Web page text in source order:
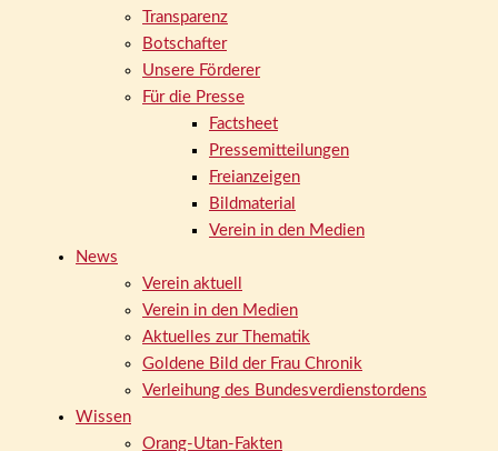
Transparenz
Botschafter
Unsere Förderer
Für die Presse
Factsheet
Pressemitteilungen
Freianzeigen
Bildmaterial
Verein in den Medien
News
Verein aktuell
Verein in den Medien
Aktuelles zur Thematik
Goldene Bild der Frau Chronik
Verleihung des Bundesverdienstordens
Wissen
Orang-Utan-Fakten